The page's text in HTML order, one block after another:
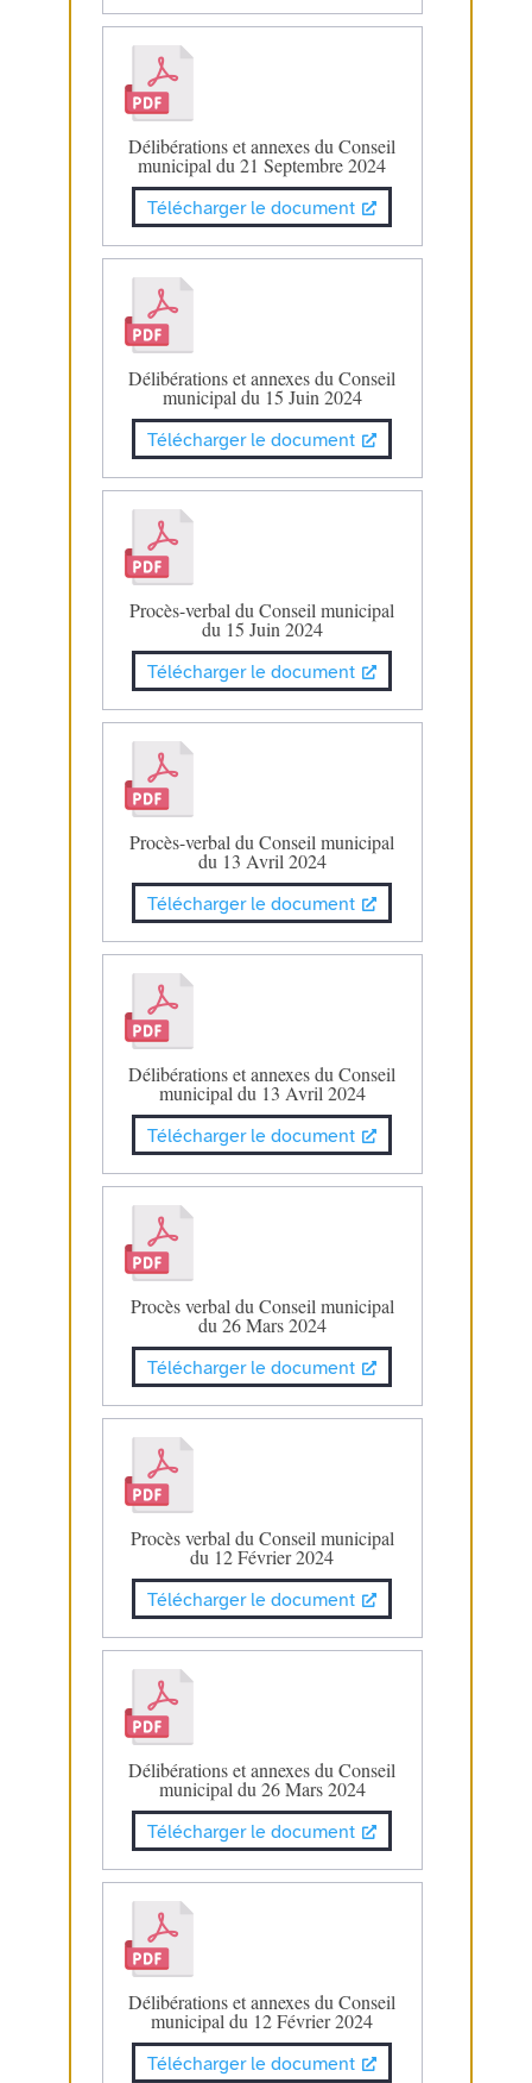
Délibérations et annexes du Conseil
municipal du 21 Septembre 2024
Télécharger le document
Délibérations et annexes du Conseil
municipal du 15 Juin 2024
Télécharger le document
Procès-verbal du Conseil municipal
du 15 Juin 2024
Télécharger le document
Procès-verbal du Conseil municipal
du 13 Avril 2024
Télécharger le document
Délibérations et annexes du Conseil
municipal du 13 Avril 2024
Télécharger le document
Procès verbal du Conseil municipal
du 26 Mars 2024
Télécharger le document
Procès verbal du Conseil municipal
du 12 Février 2024
Télécharger le document
Délibérations et annexes du Conseil
municipal du 26 Mars 2024
Télécharger le document
Délibérations et annexes du Conseil
municipal du 12 Février 2024
Télécharger le document